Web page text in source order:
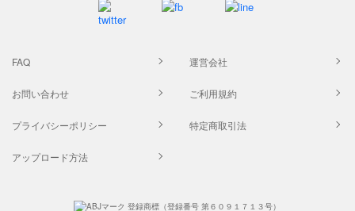
FAQ 運営会社
お問い合わせ ご利用規約
プライバシーポリシー 特定商取引法
アップロード方法